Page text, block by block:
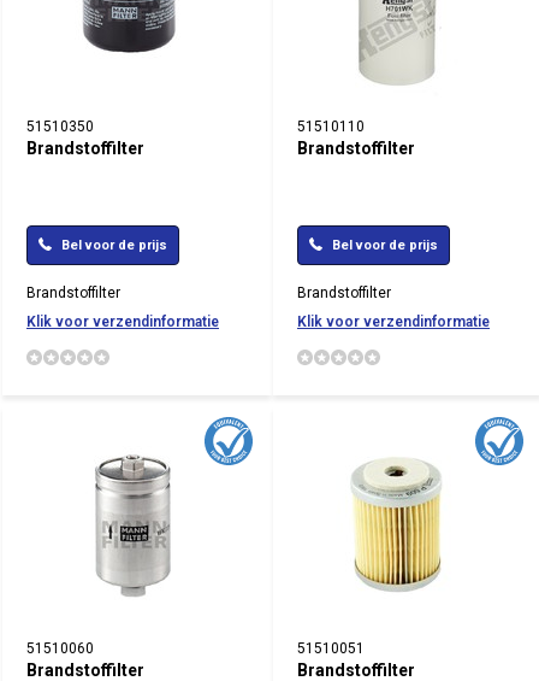
51510350
Brandstoffilter
Bel voor de prijs
Brandstoffilter
Klik voor verzendinformatie
51510110
Brandstoffilter
Bel voor de prijs
Brandstoffilter
Klik voor verzendinformatie
51510060
Brandstoffilter
51510051
Brandstoffilter